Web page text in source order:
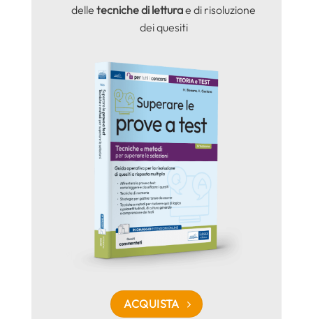
delletecniche di letturae di risoluzione
dei quesiti
ACQUISTA